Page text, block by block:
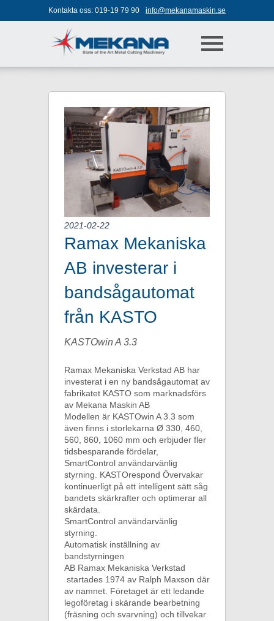
Jump to navigation
Kontakta oss: 019-19 79 90 info@mekanamaskin.se
2021-02-22
Ramax Mekaniska
AB investerar i
bandsågautomat
från KASTO
KASTOwin A 3.3
Ramax Mekaniska Verkstad AB har
investerat i en ny bandsågautomat av
fabrikatet KASTO som marknadsförs
av Mekana Maskin AB
Modellen är KASTOwin A 3.3 som
även finns i storlekarna Ø 330, 460,
560, 860, 1060 mm och erbjuder fler
tidsbesparande fördelar,
SmartControl användarvänlig
styrning. KASTOrespond Övervakar
kontinuerligt på ett intelligent sätt såg
bandets skärkrafter och optimerar all
skärdata.
SmartControl användarvänlig
styrning.
Automatisk inställning av
bandstyrningen
AB Ramax Mekaniska Verkstad
startades 1974 av Ralph Maxson där
av namnet. Företaget är ett ledande
legoföretag i skärande bearbetning
(fräsning och svarvning) och tillvekar